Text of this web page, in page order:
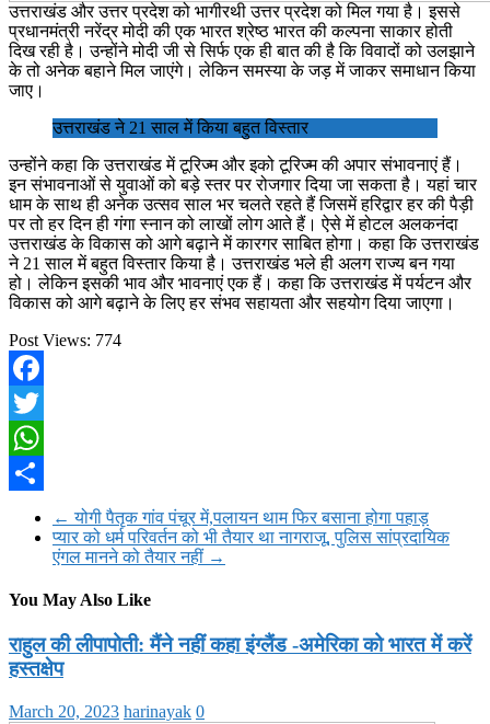
उत्तराखंड और उत्तर प्रदेश को भागीरथी उत्तर प्रदेश को मिल गया है। इससे
प्रधानमंत्री नरेंद्र मोदी की एक भारत श्रेष्ठ भारत की कल्पना साकार होती
दिख रही है। उन्होंने मोदी जी से सिर्फ एक ही बात की है कि विवादों को उलझाने
के तो अनेक बहाने मिल जाएंगे। लेकिन समस्या के जड़ में जाकर समाधान किया
जाए।
उत्तराखंड ने 21 साल में किया बहुत विस्तार
उन्होंने कहा कि उत्तराखंड में टूरिज्म और इको टूरिज्म की अपार संभावनाएं हैं।
इन संभावनाओं से युवाओं को बड़े स्तर पर रोजगार दिया जा सकता है। यहां चार
धाम के साथ ही अनेक उत्सव साल भर चलते रहते हैं जिसमें हरिद्वार हर की पैड़ी
पर तो हर दिन ही गंगा स्नान को लाखों लोग आते हैं। ऐसे में होटल अलकनंदा
उत्तराखंड के विकास को आगे बढ़ाने में कारगर साबित होगा। कहा कि उत्तराखंड
ने 21 साल में बहुत विस्तार किया है। उत्तराखंड भले ही अलग राज्य बन गया
हो। लेकिन इसकी भाव और भावनाएं एक हैं। कहा कि उत्तराखंड में पर्यटन और
विकास को आगे बढ़ाने के लिए हर संभव सहायता और सहयोग दिया जाएगा।
Post Views: 774
Facebook
Twitter
WhatsApp
← योगी पैतृक गांव पंचूर में,पलायन थाम फिर बसाना होगा पहाड़
प्यार को धर्म परिवर्तन को भी तैयार था नागराजू, पुलिस सांप्रदायिक
एंगल मानने को तैयार नहीं →
You May Also Like
राहुल की लीपापोती: मैंने नहीं कहा इंग्लैंड -अमेरिका को भारत में करें
हस्तक्षेप
March 20, 2023 harinayak 0